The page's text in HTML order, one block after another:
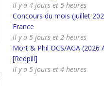
il y a 4 jours et 5 heures
Concours du mois (juillet
France
il y a 5 jours et 2 heures
Mort & Phil OCS/AGA (2026
[Redpill]
il y a 5 jours et 4 heures